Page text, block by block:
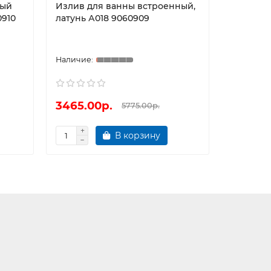
Излив для ванны встроенный,
латунь А018 9060909
3465.00р. 5775.00р.
В корзину